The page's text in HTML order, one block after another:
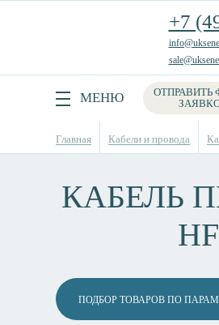
+7
МЕНЮ
ОТПРАВИТЬ
Поиск
Главная Кабели и провода
КАБЕЛЬ
ПОДБОР ТОВАРОВ ПО